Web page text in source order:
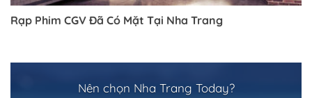
Rạp Phim CGV Đã Có Mặt Tại Nha Trang
Nên chọn Nha Trang Today?